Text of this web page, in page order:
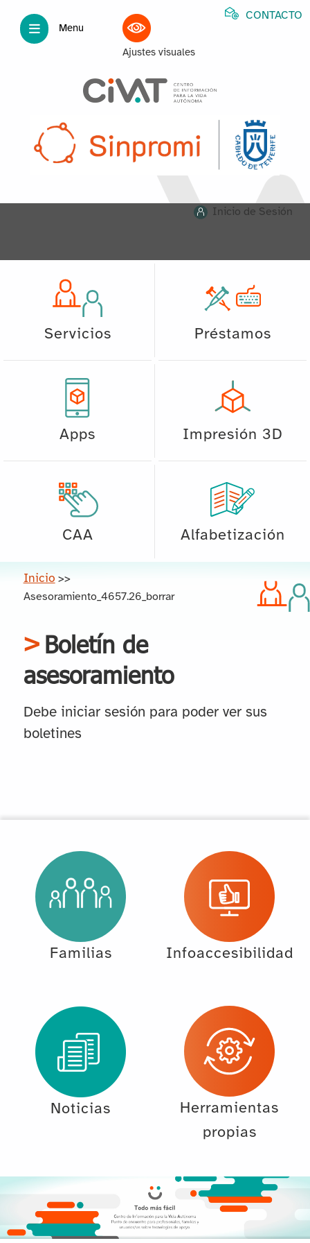
Menu
Ajustes visuales
CONTACTO
Inicio de Sesión
Servicios Préstamos
Apps Impresión 3D
CAA Alfabetización
Inicio >>
Asesoramiento_4657.26_borrar
Boletín de
asesoramiento
Debe iniciar sesión para poder ver sus
boletines
Familias Infoaccesibilidad
Noticias
Herramientas
propias